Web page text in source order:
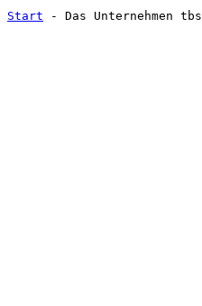
Start - Das Unternehmen tbs